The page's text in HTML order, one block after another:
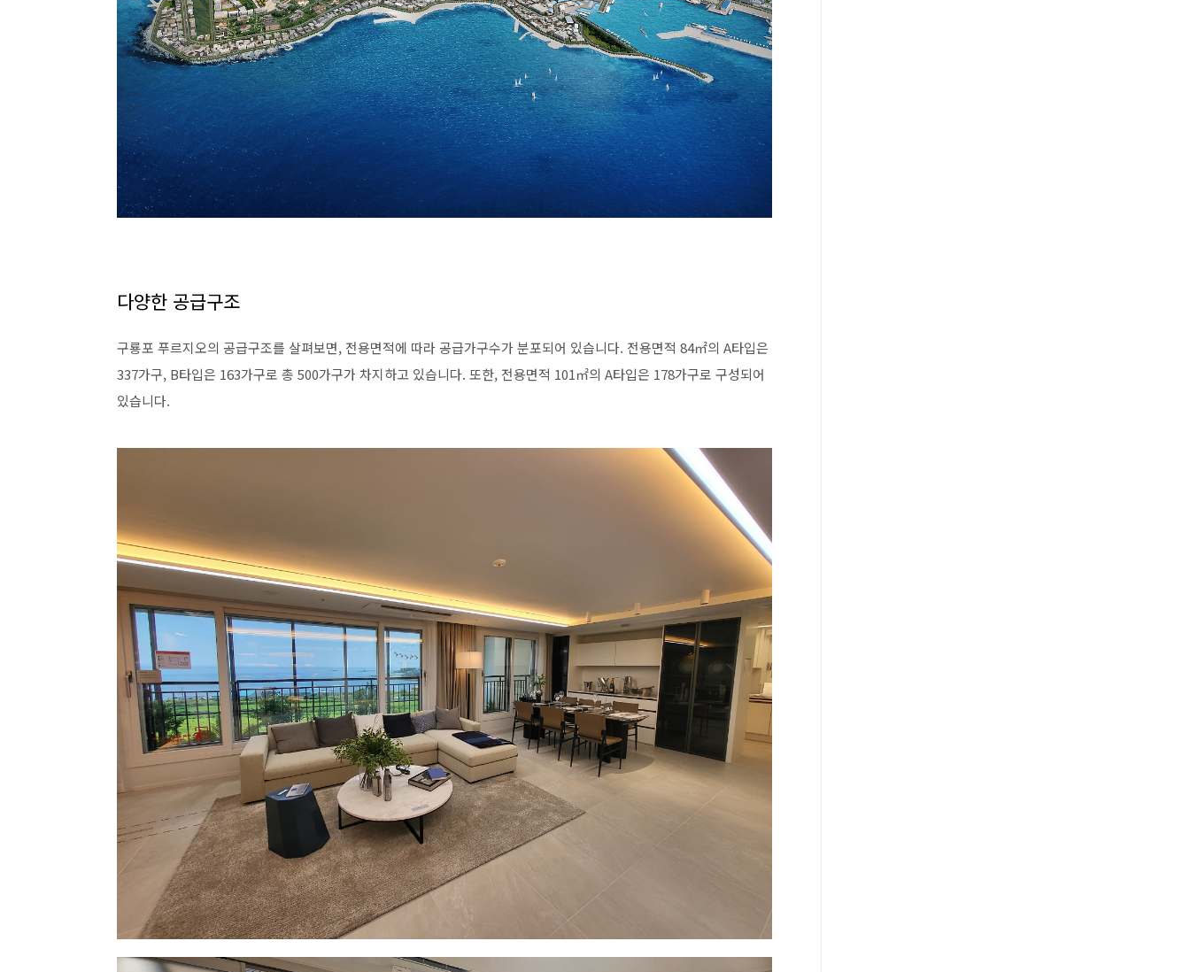
다양한 공급구조
구룡포 푸르지오의 공급구조를 살펴보면, 전용면적에 따라 공급가구수가 분포되어 있습니다. 전용면적 84㎡의 A타입은
337가구, B타입은 163가구로 총 500가구가 차지하고 있습니다. 또한, 전용면적 101㎡의 A타입은 178가구로 구성되어
있습니다.